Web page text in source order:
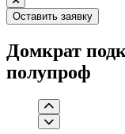
Оставить заявку
Домкрат
полупроф